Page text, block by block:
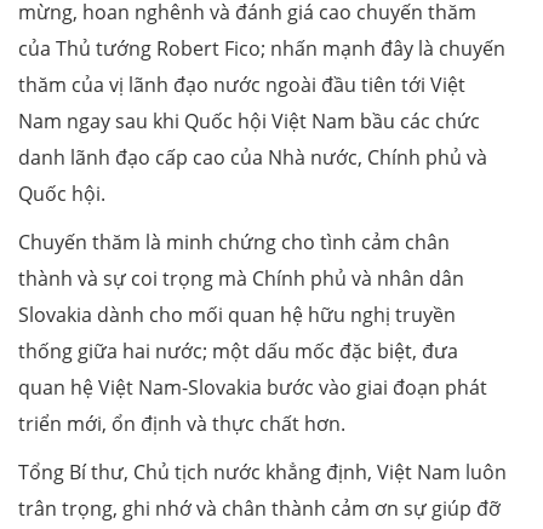
mừng, hoan nghênh và đánh giá cao chuyến thăm
của Thủ tướng Robert Fico; nhấn mạnh đây là chuyến
thăm của vị lãnh đạo nước ngoài đầu tiên tới Việt
Nam ngay sau khi Quốc hội Việt Nam bầu các chức
danh lãnh đạo cấp cao của Nhà nước, Chính phủ và
Quốc hội.
Chuyến thăm là minh chứng cho tình cảm chân
thành và sự coi trọng mà Chính phủ và nhân dân
Slovakia dành cho mối quan hệ hữu nghị truyền
thống giữa hai nước; một dấu mốc đặc biệt, đưa
quan hệ Việt Nam-Slovakia bước vào giai đoạn phát
triển mới, ổn định và thực chất hơn.
Tổng Bí thư, Chủ tịch nước khẳng định, Việt Nam luôn
trân trọng, ghi nhớ và chân thành cảm ơn sự giúp đỡ